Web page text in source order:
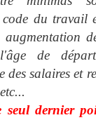
du travail
l'âge de
des salaires et
seul dernier